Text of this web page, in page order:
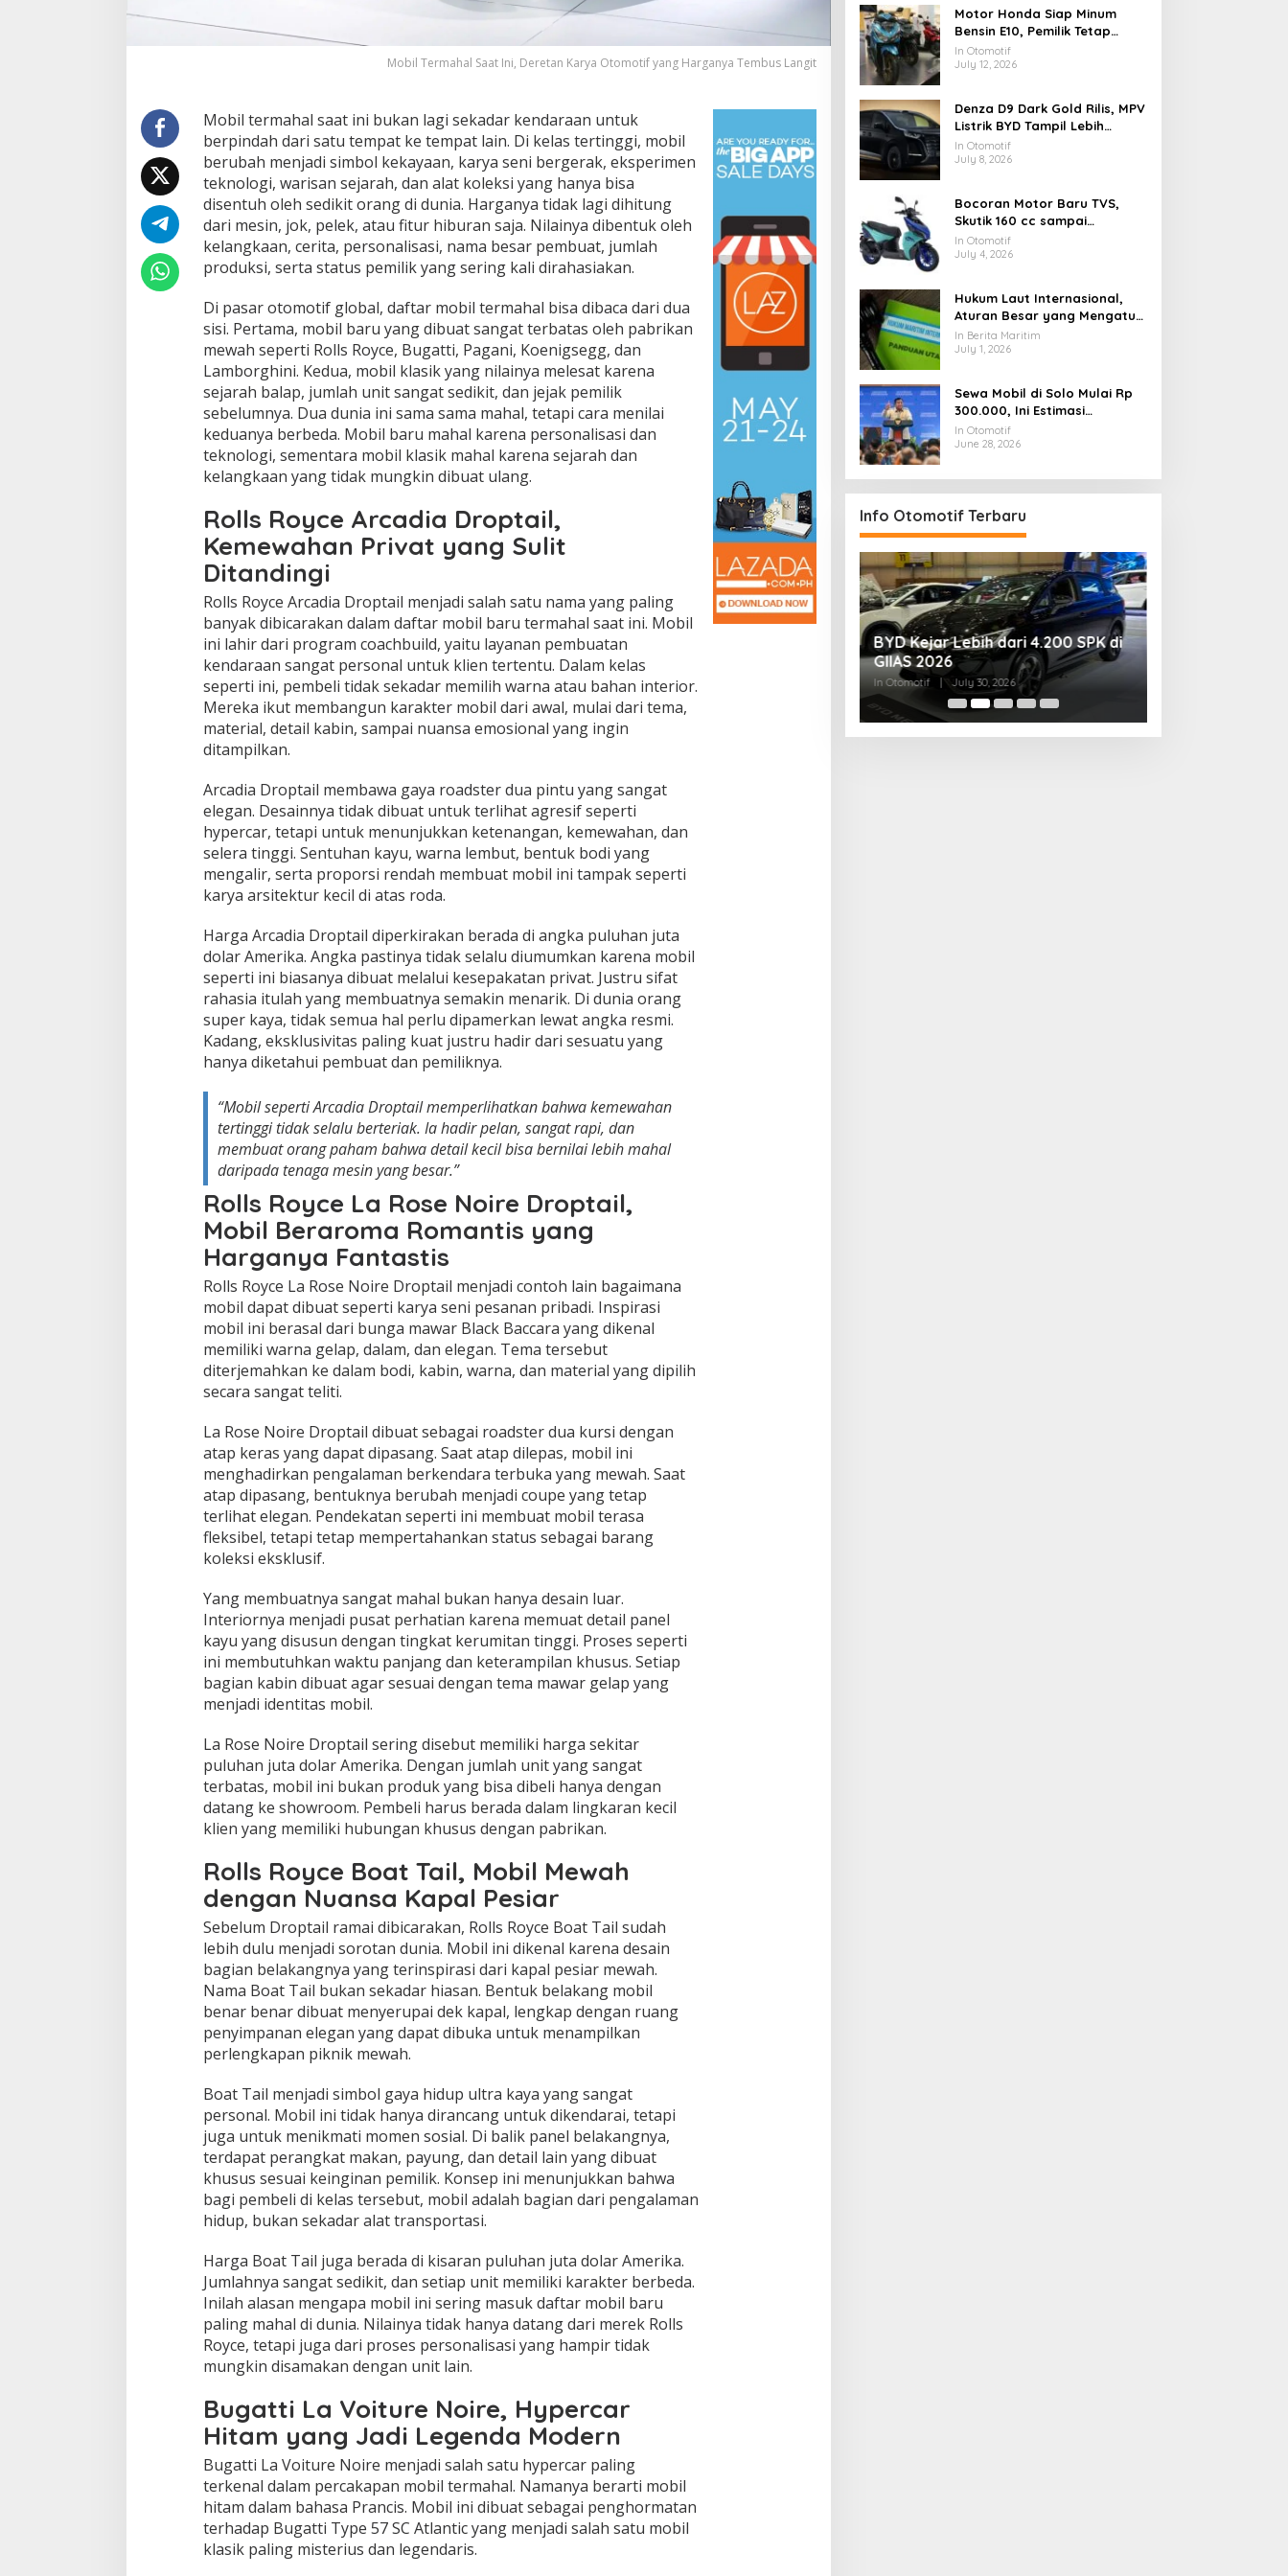
Mobil Termahal Saat Ini, Deretan Karya Otomotif yang Harganya Tembus Langit
Mobil termahal saat ini bukan lagi sekadar kendaraan untuk
berpindah dari satu tempat ke tempat lain. Di kelas tertinggi, mobil
berubah menjadi simbol kekayaan, karya seni bergerak, eksperimen
teknologi, warisan sejarah, dan alat koleksi yang hanya bisa
disentuh oleh sedikit orang di dunia. Harganya tidak lagi dihitung
dari mesin, jok, pelek, atau fitur hiburan saja. Nilainya dibentuk oleh
kelangkaan, cerita, personalisasi, nama besar pembuat, jumlah
produksi, serta status pemilik yang sering kali dirahasiakan.
Di pasar otomotif global, daftar mobil termahal bisa dibaca dari dua
sisi. Pertama, mobil baru yang dibuat sangat terbatas oleh pabrikan
mewah seperti Rolls Royce, Bugatti, Pagani, Koenigsegg, dan
Lamborghini. Kedua, mobil klasik yang nilainya melesat karena
sejarah balap, jumlah unit sangat sedikit, dan jejak pemilik
sebelumnya. Dua dunia ini sama sama mahal, tetapi cara menilai
keduanya berbeda. Mobil baru mahal karena personalisasi dan
teknologi, sementara mobil klasik mahal karena sejarah dan
kelangkaan yang tidak mungkin dibuat ulang.
Rolls Royce Arcadia Droptail,
Kemewahan Privat yang Sulit
Ditandingi
Rolls Royce Arcadia Droptail menjadi salah satu nama yang paling
banyak dibicarakan dalam daftar mobil baru termahal saat ini. Mobil
ini lahir dari program coachbuild, yaitu layanan pembuatan
kendaraan sangat personal untuk klien tertentu. Dalam kelas
seperti ini, pembeli tidak sekadar memilih warna atau bahan interior.
Mereka ikut membangun karakter mobil dari awal, mulai dari tema,
material, detail kabin, sampai nuansa emosional yang ingin
ditampilkan.
Arcadia Droptail membawa gaya roadster dua pintu yang sangat
elegan. Desainnya tidak dibuat untuk terlihat agresif seperti
hypercar, tetapi untuk menunjukkan ketenangan, kemewahan, dan
selera tinggi. Sentuhan kayu, warna lembut, bentuk bodi yang
mengalir, serta proporsi rendah membuat mobil ini tampak seperti
karya arsitektur kecil di atas roda.
Harga Arcadia Droptail diperkirakan berada di angka puluhan juta
dolar Amerika. Angka pastinya tidak selalu diumumkan karena mobil
seperti ini biasanya dibuat melalui kesepakatan privat. Justru sifat
rahasia itulah yang membuatnya semakin menarik. Di dunia orang
super kaya, tidak semua hal perlu dipamerkan lewat angka resmi.
Kadang, eksklusivitas paling kuat justru hadir dari sesuatu yang
hanya diketahui pembuat dan pemiliknya.
“Mobil seperti Arcadia Droptail memperlihatkan bahwa kemewahan
tertinggi tidak selalu berteriak. Ia hadir pelan, sangat rapi, dan
membuat orang paham bahwa detail kecil bisa bernilai lebih mahal
daripada tenaga mesin yang besar.”
Rolls Royce La Rose Noire Droptail,
Mobil Beraroma Romantis yang
Harganya Fantastis
Rolls Royce La Rose Noire Droptail menjadi contoh lain bagaimana
mobil dapat dibuat seperti karya seni pesanan pribadi. Inspirasi
mobil ini berasal dari bunga mawar Black Baccara yang dikenal
memiliki warna gelap, dalam, dan elegan. Tema tersebut
diterjemahkan ke dalam bodi, kabin, warna, dan material yang dipilih
secara sangat teliti.
La Rose Noire Droptail dibuat sebagai roadster dua kursi dengan
atap keras yang dapat dipasang. Saat atap dilepas, mobil ini
menghadirkan pengalaman berkendara terbuka yang mewah. Saat
atap dipasang, bentuknya berubah menjadi coupe yang tetap
terlihat elegan. Pendekatan seperti ini membuat mobil terasa
fleksibel, tetapi tetap mempertahankan status sebagai barang
koleksi eksklusif.
Yang membuatnya sangat mahal bukan hanya desain luar.
Interiornya menjadi pusat perhatian karena memuat detail panel
kayu yang disusun dengan tingkat kerumitan tinggi. Proses seperti
ini membutuhkan waktu panjang dan keterampilan khusus. Setiap
bagian kabin dibuat agar sesuai dengan tema mawar gelap yang
menjadi identitas mobil.
La Rose Noire Droptail sering disebut memiliki harga sekitar
puluhan juta dolar Amerika. Dengan jumlah unit yang sangat
terbatas, mobil ini bukan produk yang bisa dibeli hanya dengan
datang ke showroom. Pembeli harus berada dalam lingkaran kecil
klien yang memiliki hubungan khusus dengan pabrikan.
Rolls Royce Boat Tail, Mobil Mewah
dengan Nuansa Kapal Pesiar
Sebelum Droptail ramai dibicarakan, Rolls Royce Boat Tail sudah
lebih dulu menjadi sorotan dunia. Mobil ini dikenal karena desain
bagian belakangnya yang terinspirasi dari kapal pesiar mewah.
Nama Boat Tail bukan sekadar hiasan. Bentuk belakang mobil
benar benar dibuat menyerupai dek kapal, lengkap dengan ruang
penyimpanan elegan yang dapat dibuka untuk menampilkan
perlengkapan piknik mewah.
Boat Tail menjadi simbol gaya hidup ultra kaya yang sangat
personal. Mobil ini tidak hanya dirancang untuk dikendarai, tetapi
juga untuk menikmati momen sosial. Di balik panel belakangnya,
terdapat perangkat makan, payung, dan detail lain yang dibuat
khusus sesuai keinginan pemilik. Konsep ini menunjukkan bahwa
bagi pembeli di kelas tersebut, mobil adalah bagian dari pengalaman
hidup, bukan sekadar alat transportasi.
Harga Boat Tail juga berada di kisaran puluhan juta dolar Amerika.
Jumlahnya sangat sedikit, dan setiap unit memiliki karakter berbeda.
Inilah alasan mengapa mobil ini sering masuk daftar mobil baru
paling mahal di dunia. Nilainya tidak hanya datang dari merek Rolls
Royce, tetapi juga dari proses personalisasi yang hampir tidak
mungkin disamakan dengan unit lain.
Bugatti La Voiture Noire, Hypercar
Hitam yang Jadi Legenda Modern
Bugatti La Voiture Noire menjadi salah satu hypercar paling
terkenal dalam percakapan mobil termahal. Namanya berarti mobil
hitam dalam bahasa Prancis. Mobil ini dibuat sebagai penghormatan
terhadap Bugatti Type 57 SC Atlantic yang menjadi salah satu mobil
klasik paling misterius dan legendaris.
Motor Honda Siap Minum
Bensin E10, Pemilik Tetap
Wajib Cek Buku Manual
In Otomotif
July 12, 2026
Denza D9 Dark Gold Rilis, MPV
Listrik BYD Tampil Lebih
Elegan
In Otomotif
July 8, 2026
Bocoran Motor Baru TVS,
Skutik 160 cc sampai
Adventure Masuk Radar
In Otomotif
July 4, 2026
Hukum Laut Internasional,
Aturan Besar yang Mengatur
Samudra di Dunia
In Berita Maritim
July 1, 2026
Sewa Mobil di Solo Mulai Rp
300.000, Ini Estimasi
Biayanya
In Otomotif
June 28, 2026
Info Otomotif Terbaru
Klaim Asuransi Mobil Terbakar Bisa
Ditolak, Ini Penyebab Utamanya
In Otomotif | August 4, 2026
BYD Kejar Lebih dari 4.200 SPK di
GIIAS 2026
In Otomotif July 30, 2026